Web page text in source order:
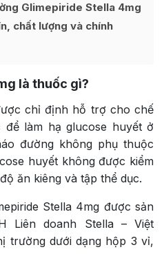
Glimepiride Stella 4mg
chất lượng và chính
là thuốc gì?
chỉ định hỗ trợ cho chế
làm hạ glucose huyết ở
đường không phụ thuộc
huyết không được kiểm
ăn kiêng và tập thể dục.
Stella 4mg được sản
Liên doanh Stella – Việt
trường dưới dạng hộp 3 vỉ,